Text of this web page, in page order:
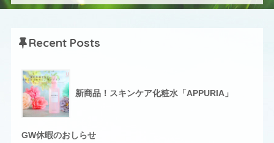
Recent Posts
新商品！スキンケア化粧水「APPURIA」
GW休暇のおしらせ